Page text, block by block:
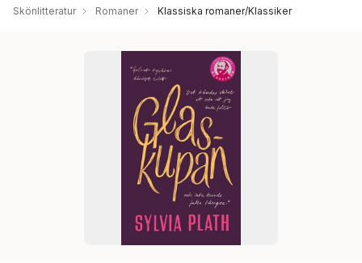
Skönlitteratur Romaner Klassiska romaner/Klassiker